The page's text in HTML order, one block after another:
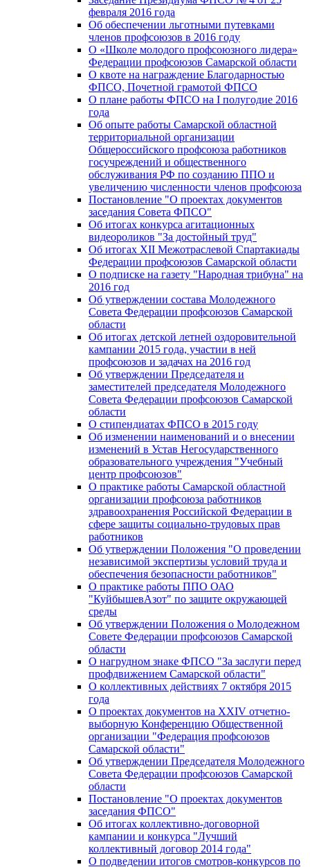
февраля 2016 года
Об обеспечении льготными путевками
членов профсоюзов в 2016 году
О «Школе молодого профсоюзного лидера»
Федерации профсоюзов Самарской области
О квоте на награждение Благодарностью
ФПСО, Почетной грамотой ФПСО
О плане работы ФПСО на I полугодие 2016
года
Об опыте работы Самарской областной
территориальной организации
Общероссийского профсоюза работников
госучреждений и общественного
обслуживания РФ по созданию ППО и
увеличению численности членов профсоюза
Постановление "О проектах документов
заседания Совета ФПСО"
Об итогах конкурса агитационных
видеороликов "За достойный труд"
Об итогах XII Межотраслевой Спартакиады
Федерации профсоюзов Самарской области
О подписке на газету "Народная трибуна" на
2016 год
Об утверждении состава Молодежного
Совета Федерации профсоюзов Самарской
области
Об итогах детской летней оздоровительной
кампании 2015 года, участии в ней
профсоюзов и задачах на 2016 год
Об утверждении Председателя и
заместителей председателя Молодежного
Совета Федерации профсоюзов Самарской
области
О стипендиатах ФПСО в 2015 году
Об изменении наименований и о внесении
изменений в Устав Негосударственного
образовательного учреждения "Учебный
центр профсоюзов"
О практике работы Самарской областной
организации профсоюза работников
здравоохранения Российской Федерации в
сфере защиты социально-трудовых прав
работников
Об утверждении Положения "О проведении
независимой экспертизы условий труда и
обеспечения безопасности работников"
О практике работы ППО ОАО
"КуйбышевАзот" по защите окружающей
среды
Об утверждении Положения о Молодежном
Совете Федерации профсоюзов Самарской
области
О нагрудном знаке ФПСО "За заслуги перед
профдвижением Самарской области"
О коллективных действиях 7 октября 2015
года
О проектах документов на XXIV отчетно-
выборную Конференцию Общественной
организации "Федерация профсоюзов
Самарской области"
Об утверждении Председателя Молодежного
Совета Федерации профсоюзов Самарской
области
Постановление "О проектах документов
заседания ФПСО"
Об итогах коллективно-договорной
кампании и конкурса "Лучший
коллективный договор 2014 года"
О подведении итогов смотров-конкурсов по